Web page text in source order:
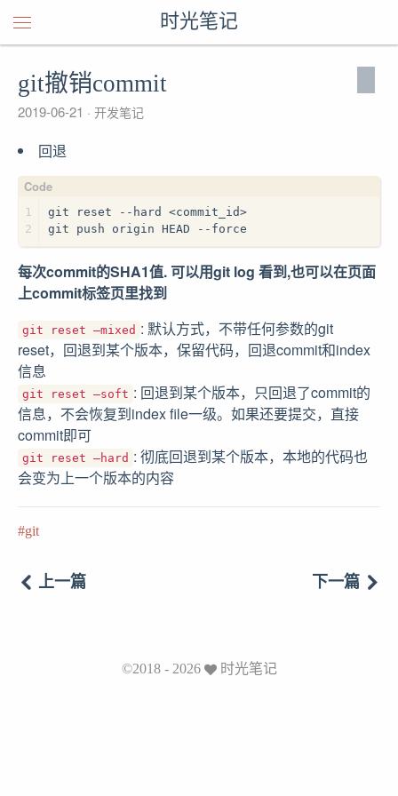
时光笔记
git撤销commit
2019-06-21 开发笔记
回退
1
2
git reset --hard <commit_id>
git push origin HEAD --force
每次commit的SHA1值. 可以用git log 看到,也可以在页面
上commit标签页里找到
git reset –mixed : 默认方式，不带任何参数的git
reset，回退到某个版本，保留代码，回退commit和index
信息
git reset –soft : 回退到某个版本，只回退了commit的
信息，不会恢复到index file一级。如果还要提交，直接
commit即可
git reset –hard : 彻底回退到某个版本，本地的代码也
会变为上一个版本的内容
git
上一篇 下一篇
©2018 - 2026 时光笔记